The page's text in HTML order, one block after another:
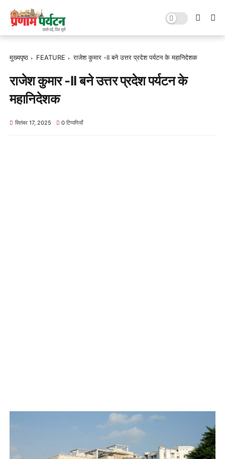
मुख्यपृष्ठ FEATURE राजेश कुमार -II बने उत्तर प्रदेश पर्यटन के महानिदेशक
राजेश कुमार -II बने उत्तर प्रदेश पर्यटन के
महानिदेशक
सितंबर 17, 2025 0 टिप्पणियाँ